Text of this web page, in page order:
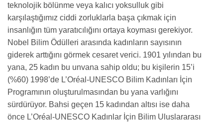
teknolojik bölünme veya kalıcı yoksulluk gibi
karşılaştığımız ciddi zorluklarla başa çıkmak için
insanlığın tüm yaratıcılığını ortaya koyması gerekiyor.
Nobel Bilim Ödülleri arasında kadınların sayısının
giderek arttığını görmek cesaret verici. 1901 yılından bu
yana, 25 kadın bu unvana sahip oldu; bu kişilerin 15’i
(%60) 1998’de L’Oréal-UNESCO Bilim Kadınları İçin
Programının oluşturulmasından bu yana varlığını
sürdürüyor. Bahsi geçen 15 kadından altısı ise daha
önce L’Oréal-UNESCO Kadınlar İçin Bilim Uluslararası